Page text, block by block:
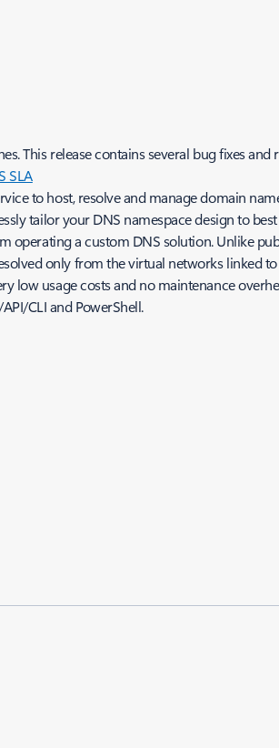
This release contains several bug fixes
SLA
to host, resolve and manage domain
tailor your DNS namespace design to
operating a custom DNS solution. Unlike
only from the virtual networks linked
low usage costs and no maintenance
CLI and PowerShell.